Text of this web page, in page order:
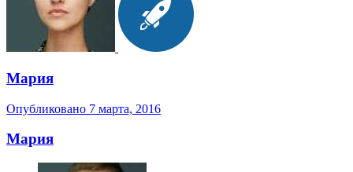
Мария
Опубликовано 7 марта, 2016
Мария